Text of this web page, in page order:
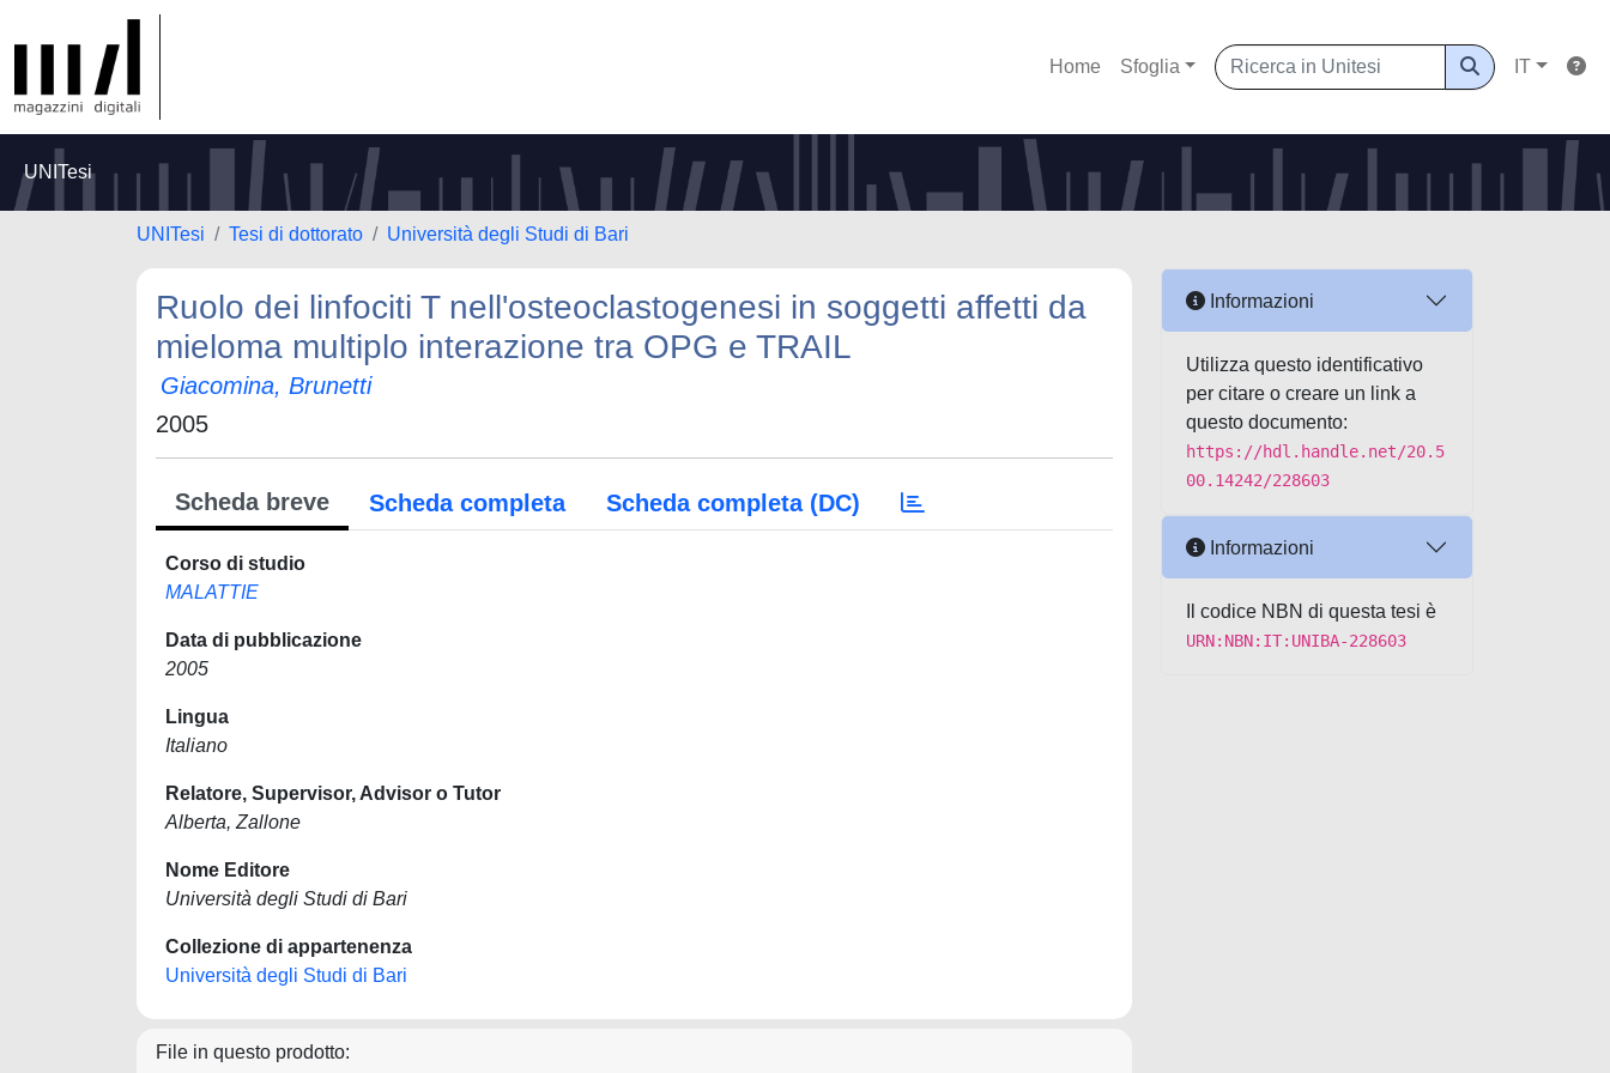
Home Sfoglia IT
UNITesi
UNITesi Tesi di dottorato Università degli Studi di Bari
Ruolo dei linfociti T nell'osteoclastogenesi in soggetti affetti da
mieloma multiplo interazione tra OPG e TRAIL
Giacomina, Brunetti
2005
Scheda breve Scheda completa Scheda completa (DC)
Corso di studio
MALATTIE
Data di pubblicazione
2005
Lingua
Italiano
Relatore, Supervisor, Advisor o Tutor
Alberta, Zallone
Nome Editore
Università degli Studi di Bari
Collezione di appartenenza
Università degli Studi di Bari
File in questo prodotto:
Informazioni
Utilizza questo identificativo
per citare o creare un link a
questo documento:
https://hdl.handle.net/20.5
00.14242/228603
Informazioni
Il codice NBN di questa tesi è
URN:NBN:IT:UNIBA-228603